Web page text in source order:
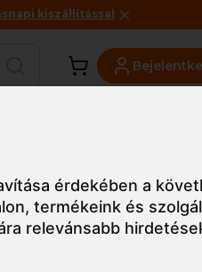
érdekében a
,termékeink és
relevánsabb
kiszállítással